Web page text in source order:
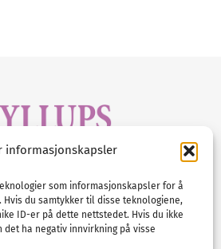
informasjonskapsler
som informasjonskapsler for å
du samtykker til disse teknologiene,
ID-er på dette nettstedet. Hvis du ikke
ha negativ innvirkning på visse
:info@nordicbridalmedia.com
Norge
reserved.